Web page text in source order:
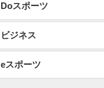
Doスポーツ
ビジネス
eスポーツ